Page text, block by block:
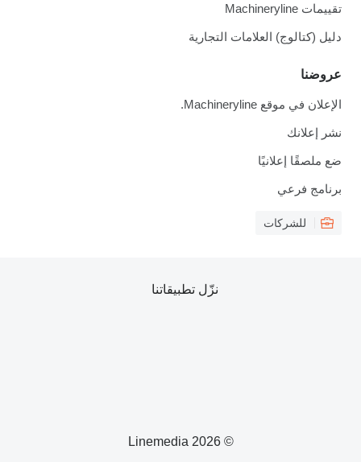
تقييمات Machineryline
دليل (كتالوج) العلامات التجارية
عروضنا
الإعلان في موقع Machineryline.
نشر إعلانك
ضع ملصقًا إعلانيًا
برنامج فرعي
للشركات
© 2026 Linemedia
نزّل تطبيقاتنا